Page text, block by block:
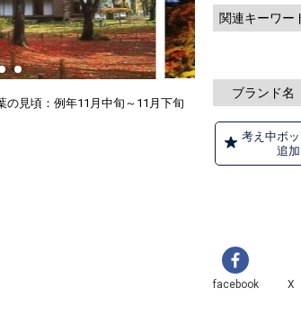
見頃：例年11月中旬～11月下旬
関連キーワー
ブランド名
考え中ボ
追加
facebook X